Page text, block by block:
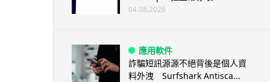
04.08.2026
應用軟件
詐騙短訊源源不絕背後是個人資
料外洩 Surfshark Antisca...